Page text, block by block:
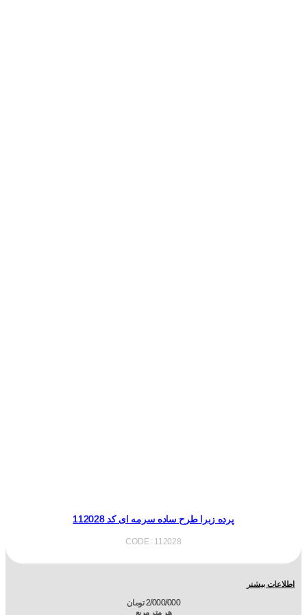
پرده زبرا طرح ساده سرمه ای کد 112028
CODE : 112028
اطلاعات بیشتر
2/000/000تومان
هر متر مربع